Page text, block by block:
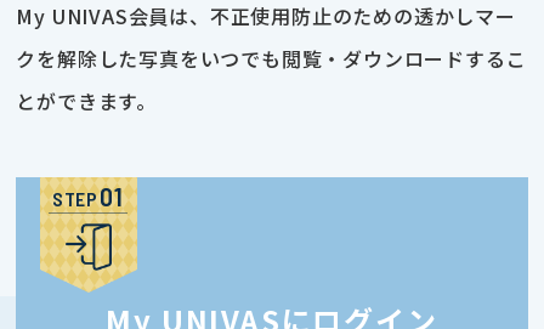
My UNIVAS会員は、不正使用防止のための透かしマー
クを解除した写真をいつでも閲覧・ダウンロードするこ
とができます。
STEP
My UNIVASにログイン